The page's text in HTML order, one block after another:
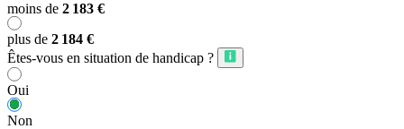
moins de 2 183 €
plus de 2 184 €
Êtes-vous en situation de handicap ?
Oui
Non